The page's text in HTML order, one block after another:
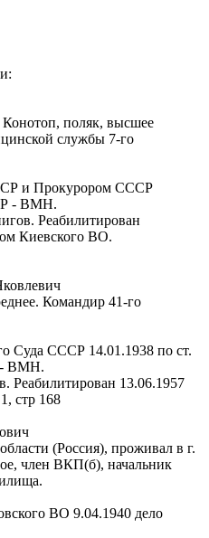
поляк, высшее
службы 7-го
и Прокурором СССР
- ВМН.
Реабилитирован
Киевского ВО.
Командир 41-го
Суда СССР 14.01.1938 по ст.
- ВМН.
Реабилитирован 13.06.1957
стр 168
(Россия), проживал в г.
член ВКП(б), начальник
ВО 9.04.1940 дело